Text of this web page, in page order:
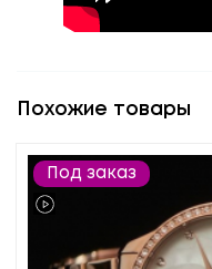
Похожие товары
Под заказ